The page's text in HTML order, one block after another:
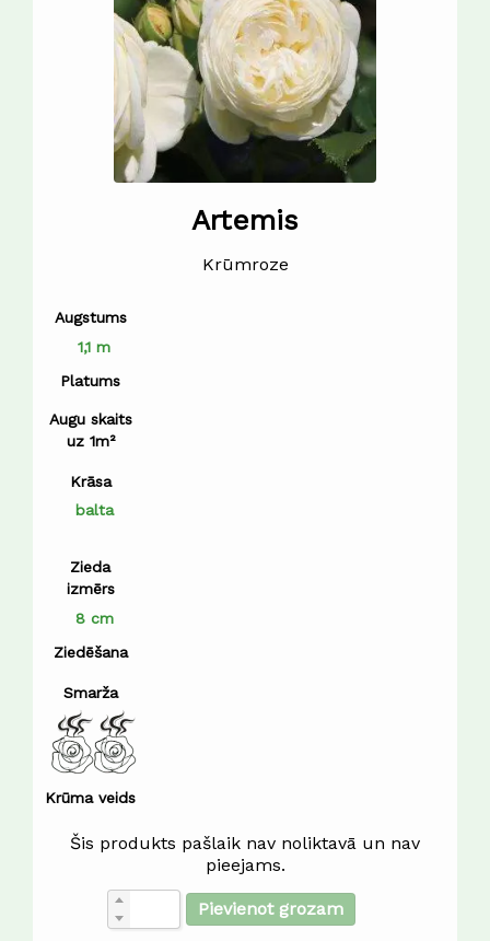
Artemis
Krūmroze
Augstums
1,1 m
Platums
Augu skaits
uz 1m²
Krāsa
balta
Zieda
izmērs
8 cm
Ziedēšana
Smarža
Krūma veids
Šis produkts pašlaik nav noliktavā un nav
pieejams.
Pievienot grozam